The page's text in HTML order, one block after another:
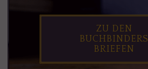
ZU DEN
BUCHBINDERS
BRIEFEN